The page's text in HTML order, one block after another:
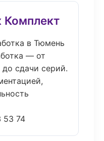
Комплект
в Тюмень
— от
до сдачи серий.
53 74